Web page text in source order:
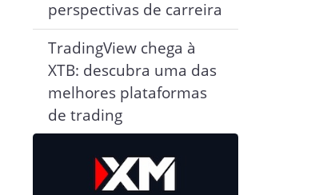
perspectivas de carreira
TradingView chega à
XTB: descubra uma das
melhores plataformas
de trading